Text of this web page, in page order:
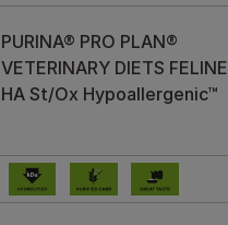
PURINA® PRO PLAN®
VETERINARY DIETS FELINE
HA St/Ox Hypoallergenic™